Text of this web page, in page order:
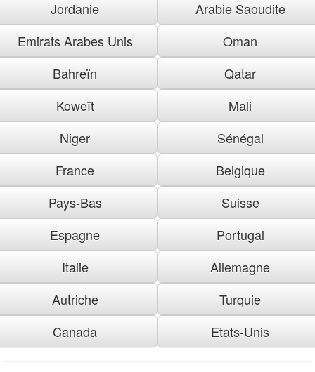
Jordanie
Arabie Saoudite
Emirats Arabes Unis
Oman
Bahreïn
Qatar
Koweït
Mali
Niger
Sénégal
France
Belgique
Pays-Bas
Suisse
Espagne
Portugal
Italie
Allemagne
Autriche
Turquie
Canada
Etats-Unis